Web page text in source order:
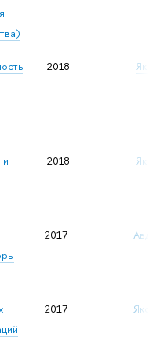
2018
и
2018
2017
2017